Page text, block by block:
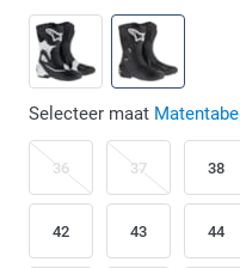
Selecteer maat Matentabel
36 37 38
42 43 44